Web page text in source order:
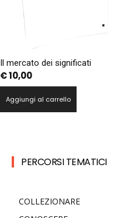
Il mercato dei significati
€10,00
Aggiungi al carrello
PERCORSI TEMATICI
COLLEZIONARE